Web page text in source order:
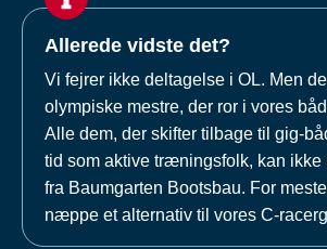
Allerede vidste det?
Vi fejrer ikke deltagelse i OL. Men
olympiske mestre, der ror i vores
Alle dem, der skifter tilbage til gig-
tid som aktive træningsfolk, kan ikke
fra Baumgarten Bootsbau. For
næppe et alternativ til vores C-